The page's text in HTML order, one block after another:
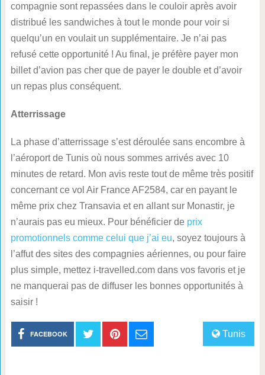
compagnie sont repassées dans le couloir après avoir
distribué les sandwiches à tout le monde pour voir si
quelqu’un en voulait un supplémentaire. Je n’ai pas
refusé cette opportunité ! Au final, je préfère payer mon
billet d’avion pas cher que de payer le double et d’avoir
un repas plus conséquent.
Atterrissage
La phase d’atterrissage s’est déroulée sans encombre à
l’aéroport de Tunis où nous sommes arrivés avec 10
minutes de retard. Mon avis reste tout de même très positif
concernant ce vol Air France AF2584, car en payant le
même prix chez Transavia et en allant sur Monastir, je
n’aurais pas eu mieux. Pour bénéficier de prix
promotionnels comme celui que j’ai eu, soyez toujours à
l’affut des sites des compagnies aériennes, ou pour faire
plus simple, mettez i-travelled.com dans vos favoris et je
ne manquerai pas de diffuser les bonnes opportunités à
saisir !
Tunis
FACEBOOK